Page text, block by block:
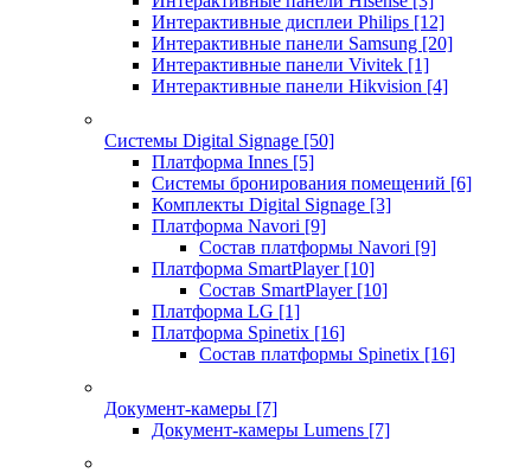
Интерактивные дисплеи Philips [12]
Интерактивные панели Samsung [20]
Интерактивные панели Vivitek [1]
Интерактивные панели Hikvision [4]
Системы Digital Signage [50]
Платформа Innes [5]
Системы бронирования помещений [6]
Комплекты Digital Signage [3]
Платформа Navori [9]
Состав платформы Navori [9]
Платформа SmartPlayer [10]
Состав SmartPlayer [10]
Платформа LG [1]
Платформа Spinetix [16]
Состав платформы Spinetix [16]
Документ-камеры [7]
Документ-камеры Lumens [7]